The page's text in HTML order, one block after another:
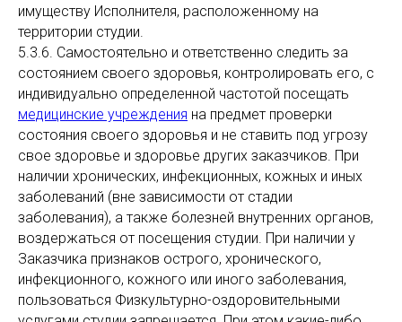
имуществу Исполнителя, расположенному на
территории студии.
5.3.6. Самостоятельно и ответственно следить за
состоянием своего здоровья, контролировать его, с
индивидуально определенной частотой посещать
медицинские учреждения на предмет проверки
состояния своего здоровья и не ставить под угрозу
свое здоровье и здоровье других заказчиков. При
наличии хронических, инфекционных, кожных и иных
заболеваний (вне зависимости от стадии
заболевания), а также болезней внутренних органов,
воздержаться от посещения студии. При наличии у
Заказчика признаков острого, хронического,
инфекционного, кожного или иного заболевания,
пользоваться Физкультурно-оздоровительными